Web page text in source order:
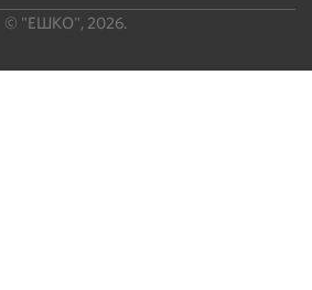
© "ЕШКО", 2026.